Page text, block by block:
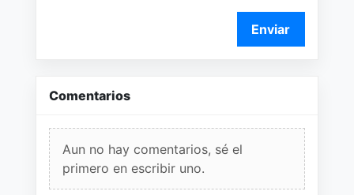
Enviar
Comentarios
Aun no hay comentarios, sé el
primero en escribir uno.